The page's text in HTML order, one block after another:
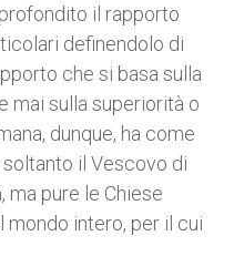
il rapporto
definendolo di
che si basa sulla
mai sulla superiorità o
dunque, ha come
il Vescovo di
ma pure le Chiese
intero, per il cui